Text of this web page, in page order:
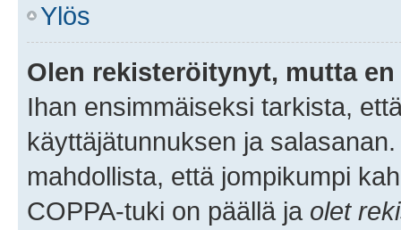
Ylös
Olen rekisteröitynyt, mutta
Ihan ensimmäiseksi tarkista,
käyttäjätunnuksen ja
mahdollista, että jompikumpi
COPPA-tuki on päällä ja olet